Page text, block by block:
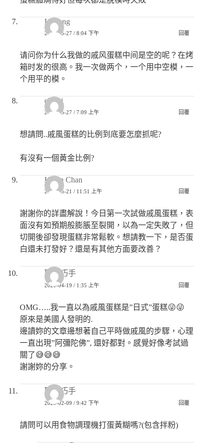
Lee yng
2020-05-27 / 8:04 下午 回覆
请问你为什么我做的戚风蛋糕中间是空的呢？在烤
箱时发的很高。我一次做两个，一个用中空模，一
个用平的模。
chichi
2020-05-27 / 7:09 上午 回覆
想請問..戚風蛋糕的比例到底要怎麼抓呢?
有沒有一個黃金比例?
Karen Chan
2020-05-21 / 11:51 上午 回覆
謝謝你的詳盡解說！今日第一次試做戚風蛋糕，表
面沒有如預期般膨脹至裂開，以為一定失敗了，但
切開後卻發現蛋糕非常鬆軟。想請教一下，是否蛋
白還未打發好？還是有其他方面要改善？
匿名巧手
2020-04-19 / 1:35 上午 回覆
OMG…..我一直以為戚風蛋糕是”日式”蛋糕😜😜
原來是美國人發明的.
邊讀妳的文章邊想著自己平時做戚風的步驟，心理
一直出現”阿彌陀佛”, 還好都對。感覺好像考試過
關了😅😅😅
謝謝妳的分享。
匿名巧手
2020-02-09 / 9:42 下午 回覆
請問可以用食物調理機打蛋黃糊嗎?(包含拌粉)